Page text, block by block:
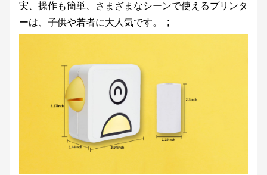
実、操作も簡単、さまざまなシーンで使えるプリンタ
ーは、子供や若者に大人気です。 ;